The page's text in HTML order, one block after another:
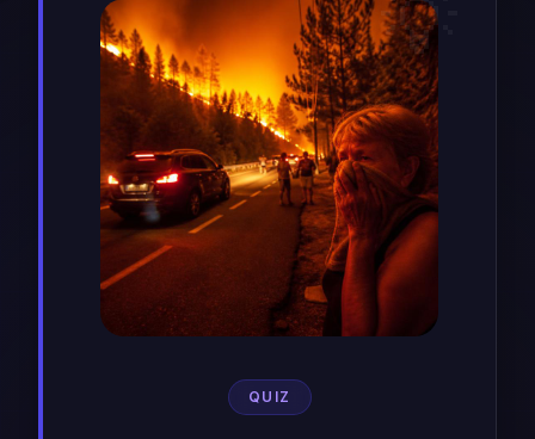
QUIZ